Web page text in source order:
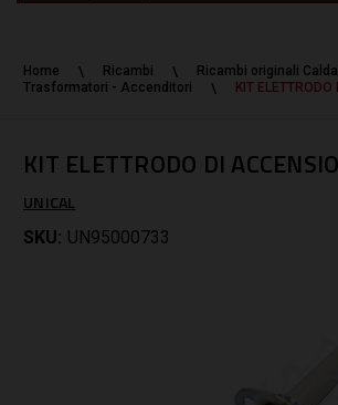
Home Ricambi
Ricambi originali
Trasformatori - Accenditori
KIT
KIT ELETTRODO DI
UNICAL
SKU: UN95000733